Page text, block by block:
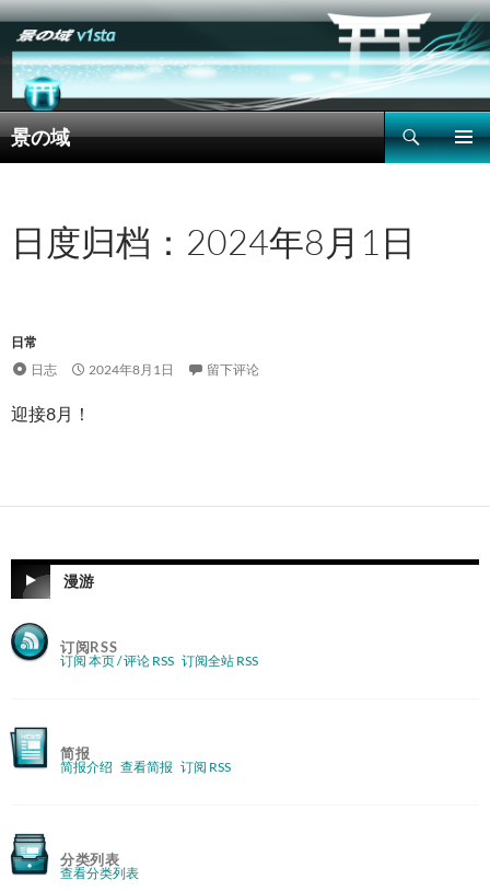
景の域
搜
索
文
日度归档：2024年8月1日
日常
日志
2024年8月1日 留下评论
迎接8月！
漫游
订阅RSS
订阅 本页 / 评论 RSS 订阅全站 RSS
简报
简报介绍 查看简报 订阅 RSS
分类列表
查看分类列表